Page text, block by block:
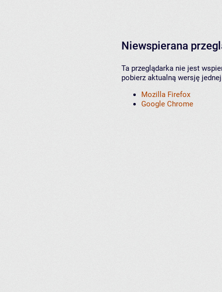
Niewspierana
Ta przeglądarka nie jest
pobierz aktualną wersję
Mozilla Firefox
Google Chrome